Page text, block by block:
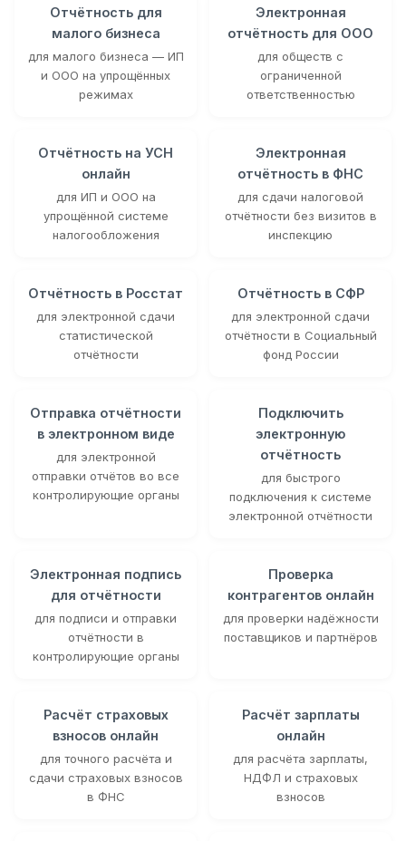
Отчётность для
малого бизнеса
для малого бизнеса — ИП
и ООО на упрощённых
режимах
Электронная
отчётность для ООО
для обществ с
ограниченной
ответственностью
Отчётность на УСН
онлайн
для ИП и ООО на
упрощённой системе
налогообложения
Электронная
отчётность в ФНС
для сдачи налоговой
отчётности без визитов в
инспекцию
Отчётность в Росстат
для электронной сдачи
статистической
отчётности
Отчётность в СФР
для электронной сдачи
отчётности в Социальный
фонд России
Отправка отчётности
в электронном виде
для электронной
отправки отчётов во все
контролирующие органы
Подключить
электронную
отчётность
для быстрого
подключения к системе
электронной отчётности
Электронная подпись
для отчётности
для подписи и отправки
отчётности в
контролирующие органы
Проверка
контрагентов онлайн
для проверки надёжности
поставщиков и партнёров
Расчёт страховых
взносов онлайн
для точного расчёта и
сдачи страховых взносов
в ФНС
Расчёт зарплаты
онлайн
для расчёта зарплаты,
НДФЛ и страховых
взносов